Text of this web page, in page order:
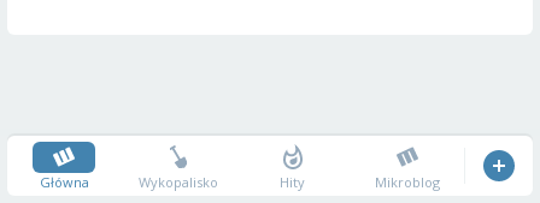
Główna Wykopalisko Hity Mikroblog